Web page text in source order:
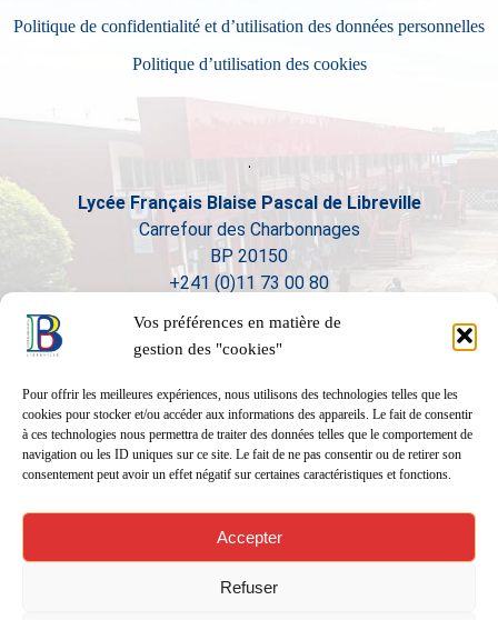
Vos préférences en matière de
gestion des "cookies"
Pour offrir les meilleures expériences, nous utilisons des technologies telles que les
cookies pour stocker et/ou accéder aux informations des appareils. Le fait de consentir
à ces technologies nous permettra de traiter des données telles que le comportement de
navigation ou les ID uniques sur ce site. Le fait de ne pas consentir ou de retirer son
consentement peut avoir un effet négatif sur certaines caractéristiques et fonctions.
Accepter
Refuser
Politique de confidentialité et d’utilisation des données personnelles
Politique d’utilisation des cookies
Lycée Français Blaise Pascal de Libreville
Carrefour des Charbonnages
BP 20150
+241 (0)11 73 00 80